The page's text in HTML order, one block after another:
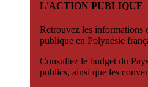
L'ACTION PUBLIQUE
Retrouvez les informations
publique en Polynésie
Consultez le budget du
publics, ainsi que les